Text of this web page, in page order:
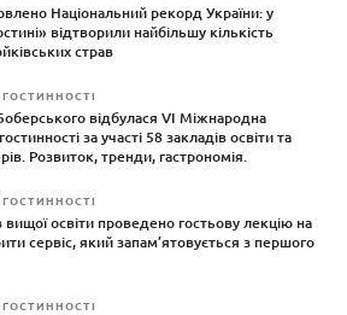
Національний рекорд України: у
відтворили найбільшу кількість
страв
відбулася VI Міжнародна
за участі 58 закладів освіти та
Розвиток, тренди, гастрономія.
вищої освіти проведено гостьову лекцію на
сервіс, який запам’ятовується з першого